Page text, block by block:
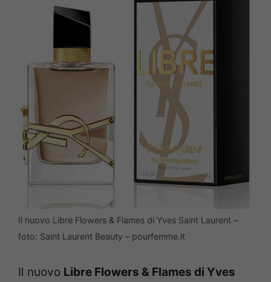
Il nuovo Libre Flowers & Flames di Yves Saint Laurent –
foto: Saint Laurent Beauty – pourfemme.it
Il nuovo Libre Flowers & Flames di Yves